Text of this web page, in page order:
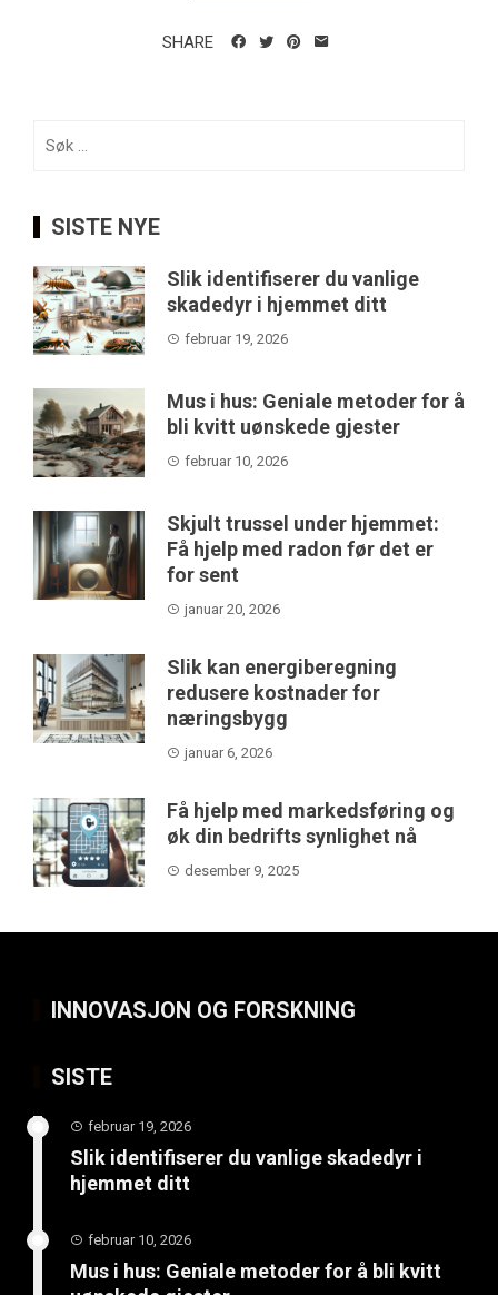
SHARE
etter:
SISTE NYE
Slik identifiserer du vanlige
skadedyr i hjemmet ditt
februar 19, 2026
Mus i hus: Geniale metoder for å
bli kvitt uønskede gjester
februar 10, 2026
Skjult trussel under hjemmet:
Få hjelp med radon før det er
for sent
januar 20, 2026
Slik kan energiberegning
redusere kostnader for
næringsbygg
januar 6, 2026
Få hjelp med markedsføring og
øk din bedrifts synlighet nå
desember 9, 2025
INNOVASJON OG FORSKNING
SISTE
februar 19, 2026
Slik identifiserer du vanlige skadedyr i
hjemmet ditt
februar 10, 2026
Mus i hus: Geniale metoder for å bli kvitt